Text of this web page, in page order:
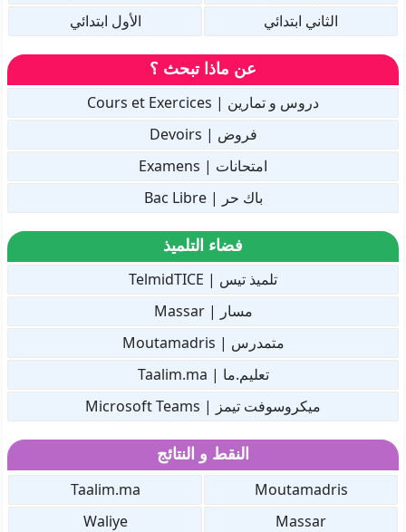
الثاني ابتدائي
الأول ابتدائي
عن ماذا تبحث ؟
دروس و تمارين | Cours et Exercices
فروض | Devoirs
امتحانات | Examens
باك حر | Bac Libre
فضاء التلميذ
تلميذ تيس | TelmidTICE
مسار | Massar
متمدرس | Moutamadris
تعليم.ما | Taalim.ma
ميكروسوفت تيمز | Microsoft Teams
النقط و النتائج
Moutamadris
Taalim.ma
Massar
Waliye